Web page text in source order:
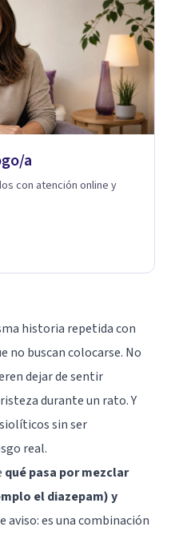
a
con atención online y
historia repetida con
no buscan colocarse. No
dejar de sentir
durante un rato. Y
sin ser
real.
qué pasa por mezclar
el diazepam) y
aviso: es una combinación